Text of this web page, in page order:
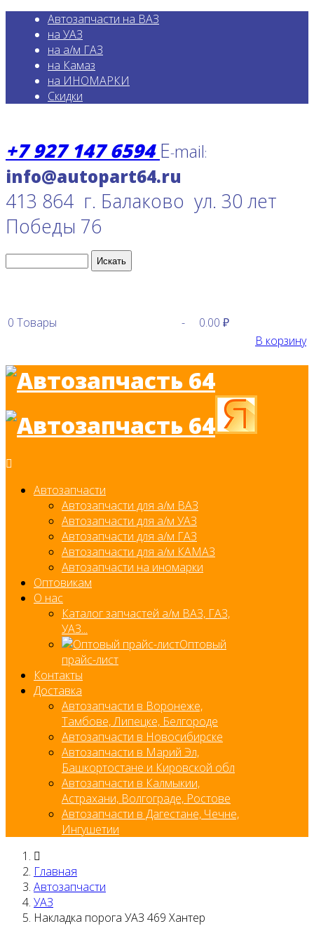
Автозапчасти на ВАЗ
на УАЗ
на а/м ГАЗ
на Камаз
на ИНОМАРКИ
Скидки
+7 927 147 6594 E-mail:
413 864 г. Балаково ул. 30 лет
Победы 76
0 Товары -
0.00 ₽
В корзину
Автозапчасти
Автозапчасти для а/м ВАЗ
Автозапчасти для а/м УАЗ
Автозапчасти для а/м ГАЗ
Автозапчасти для а/м КАМАЗ
Автозапчасти на иномарки
Оптовикам
О нас
Каталог запчастей а/м ВАЗ, ГАЗ,
УАЗ...
Оптовый
прайс-лист
Контакты
Доставка
Автозапчасти в Воронеже,
Тамбове, Липецке, Белгороде
Автозапчасти в Новосибирске
Автозапчасти в Марий Эл,
Башкортостане и Кировской обл
Автозапчасти в Калмыкии,
Астрахани, Волгограде, Ростове
Автозапчасти в Дагестане, Чечне,
Ингушетии
Главная
Автозапчасти
УАЗ
Накладка порога УАЗ 469 Хантер